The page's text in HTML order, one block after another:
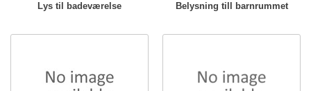
Lys til badeværelse Belysning till barnrummet